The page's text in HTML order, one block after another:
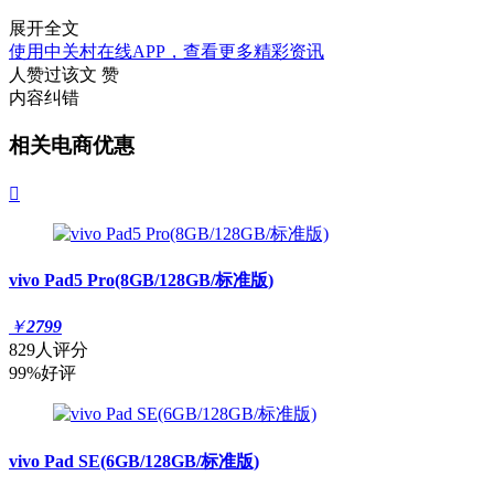
展开全文
使用中关村在线APP，查看更多精彩资讯
人赞过该文 赞
内容纠错
相关电商优惠

vivo Pad5 Pro(8GB/128GB/标准版)
￥2799
829人评分
99%好评
vivo Pad SE(6GB/128GB/标准版)